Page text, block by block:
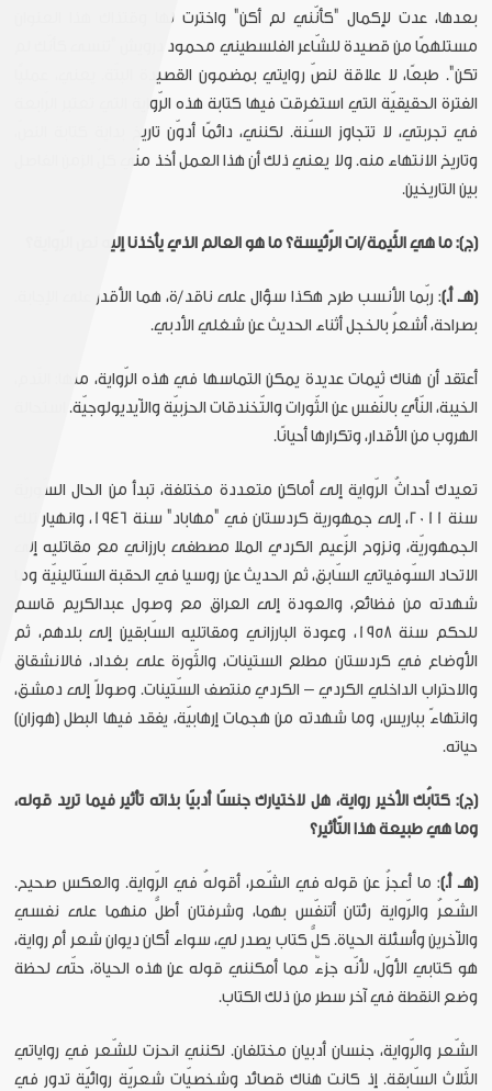
بعدها، عدت لإكمال "كأنّني لم أكن" واخترت لها وقتذاك هذا العنوان
مستلهمًا من قصيدة للشّاعر الفلسطيني محمود درويش "تنسى كأنّك لم
تكن". طبعًا، لا علاقة لنصّ روايتي بمضمون القصيدة البتّة. يعني، عمليًّا
الفترة الحقيقيّة التي استغرقت فيها كتابة هذه الرّواية التي تعتبر الرّابعة
في تجربتي، لا تتجاوز السّنة. لكنني، دائمًا أدوّن تاريخ بداية كتابة النصّ،
وتاريخ الانتهاء منه. ولا يعني ذلك أن هذا العمل أخذ منّي كلّ الزمن الفاصل
بين التاريخين.
(ج): ما هي الثّيمة/ات الرّئيسة؟ ما هو العالم الذي يأخذنا إليه نص الرّواية؟
(هـ. أ.): ربّما الأنسب طرح هكذا سؤال على ناقد/ة، هما الأقدر على الإجابة.
بصراحة، أشعرُ بالخجل أثناء الحديث عن شغلي الأدبي.
أعتقد أن هناك ثيمات عديدة يمكن التماسها في هذه الرّواية، منها: النّدم،
الخيبة، النّأي بالنّفس عن الثّورات والتّخندقات الحزبيّة والآيديولوجيّة. استحالة
الهروب من الأقدار، وتكرارها أحيانًا.
تعيدك أحداثُ الرّواية إلى أماكن متعددة مختلفة، تبدأ من الحال السّوريّة
سنة 2011، إلى جمهورية كردستان في "مهاباد" سنة 1946، وانهيار تلك
الجمهوريّة، ونزوح الزّعيم الكردي الملا مصطفى بارزاني مع مقاتليه إلى
الاتحاد السّوفياتي السّابق، ثم الحديث عن روسيا في الحقبة السّتالينيّة وما
شهدته من فظائع، والعودة إلى العراق مع وصول عبدالكريم قاسم
للحكم سنة 1958، وعودة البارزاني ومقاتليه السّابقين إلى بلدهم، ثم
الأوضاع في كردستان مطلع الستينات، والثّورة على بغداد، فالانشقاق
والاحتراب الداخلي الكردي – الكردي منتصف السّتينات. وصولاً إلى دمشق،
وانتهاءً بباريس، وما شهدته من هجمات إرهابيّة، يفقد فيها البطل (هوزان)
حياته.
(ج): كتابُك الأخير رواية، هل لاختيارك جنسًا أدبيًا بذاته تأثير فيما تريد قوله،
وما هي طبيعة هذا التّأثير؟
(هـ. أ.): ما أعجزُ عن قوله في الشّعر، أقولهُ في الرّواية. والعكس صحيح.
الشّعرُ والرّواية رئتان أتنفّس بهما، وشرفتان أطلُّ منهما على نفسي
والآخرين وأسئلة الحياة. كلُّ كتاب يصدر لي، سواء أكان ديوان شعر أم رواية،
هو كتابي الأوّل، لأنّه جزءٌ مما أمكنني قوله عن هذه الحياة، حتّى لحظة
وضع النقطة في آخر سطر من ذلك الكتاب.
الشّعر والرّواية، جنسان أدبيان مختلفان. لكنني انحزت للشّعر في رواياتي
الثّلاث السّابقة. إذ كانت هناك قصائد وشخصيّات شعريّة روائيّة تدور في